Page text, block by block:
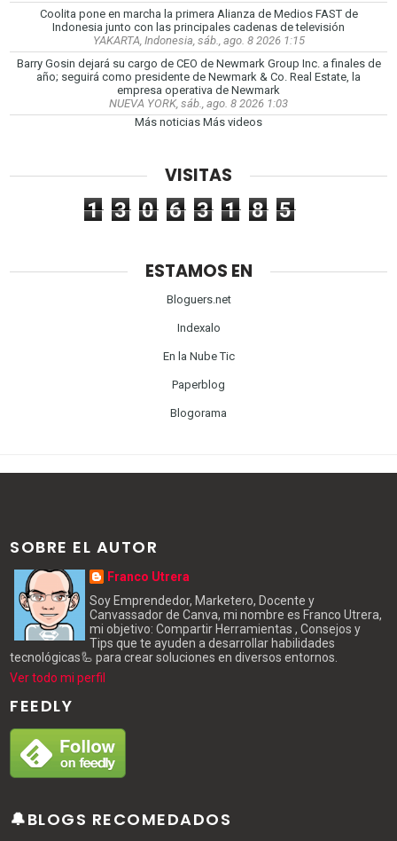
Coolita pone en marcha la primera Alianza de Medios FAST de
Indonesia junto con las principales cadenas de televisión
YAKARTA, Indonesia, sáb., ago. 8 2026 1:15
Barry Gosin dejará su cargo de CEO de Newmark Group Inc. a finales de
año; seguirá como presidente de Newmark & Co. Real Estate, la
empresa operativa de Newmark
NUEVA YORK, sáb., ago. 8 2026 1:03
Más noticias Más videos
VISITAS
1 3 0 6 3 1 8 5
ESTAMOS EN
Bloguers.net
Indexalo
En la Nube Tic
Paperblog
Blogorama
SOBRE EL AUTOR
Franco Utrera
Soy Emprendedor, Marketero, Docente y
Canvassador de Canva, mi nombre es Franco Utrera,
mi objetivo: Compartir Herramientas , Consejos y
Tips que te ayuden a desarrollar habilidades
tecnológicas🦾 para crear soluciones en diversos entornos.
Ver todo mi perfil
FEEDLY
🔔BLOGS RECOMEDADOS